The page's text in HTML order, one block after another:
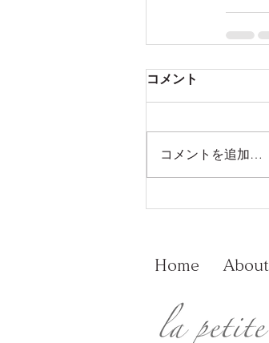
コメント
コメントを追加…
Home About